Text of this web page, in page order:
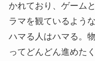
かれており、ゲーム
ラマを観ているよう
ハマる人はハマる。
ってどんどん進めたく